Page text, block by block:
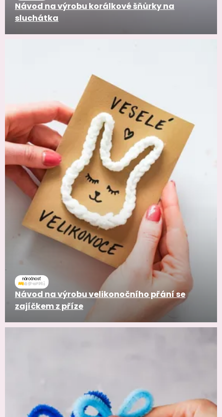
Návod na výrobu korálkové šňůrky na
sluchátka
náročnosť
Návod na výrobu velikonočního přání se
zajíčkem z příze